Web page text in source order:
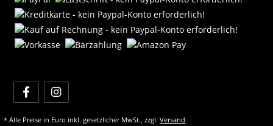
* Alle Preise in Euro inkl. gesetzlicher MwSt., zzgl.Versand